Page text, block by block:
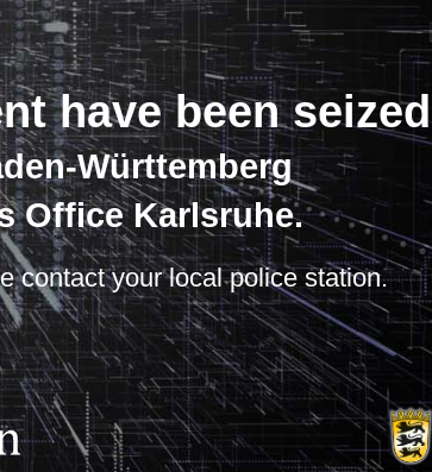
have been seized
Württemberg
Office Karlsruhe.
contact your local police station.